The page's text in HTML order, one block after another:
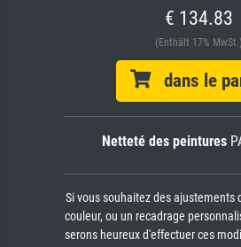
€ 134.83
(Enthält 17% MwSt.)
dans le
Netteté des peintures
Si vous souhaitez des ajustements
couleur, ou un recadrage
serons heureux d'effectuer ces